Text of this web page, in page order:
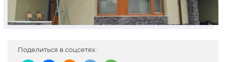
Поделиться в соцсетях: